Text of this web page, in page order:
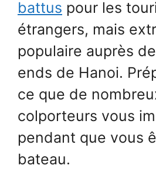
battus pour les
étrangers, mais
populaire auprès
ends de Hanoi.
ce que de
colporteurs vous
pendant que vous
bateau.